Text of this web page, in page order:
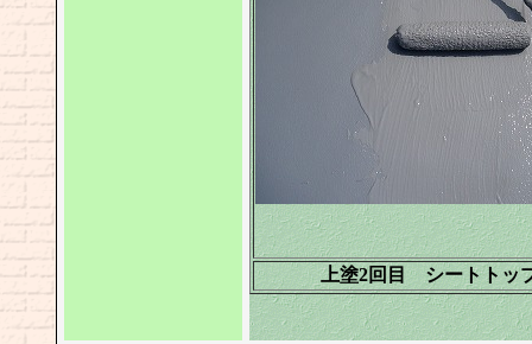
上塗2回目 シートト